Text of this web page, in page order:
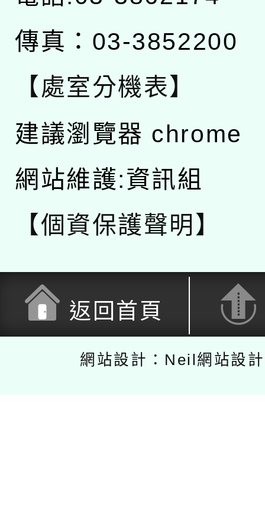
傳真：03-3852200
【處室分機表】
建議瀏覽器 chrome
網站維護:資訊組
【個資保護聲明】
返回首頁
網站設計：Neil網站設